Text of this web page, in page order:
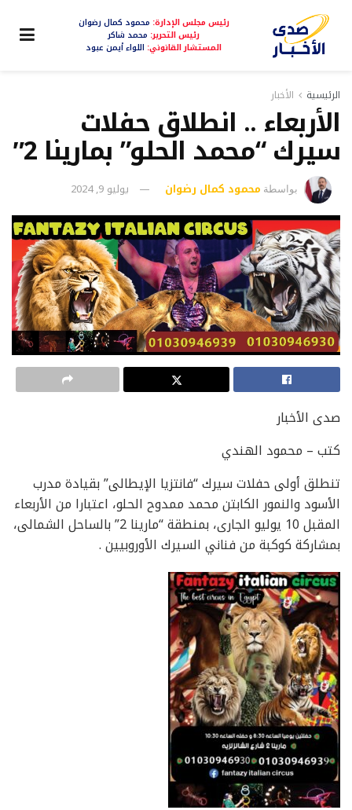
رئيس مجلس الإدارة: محمود كمال رضوان
رئيس التحرير: محمد شاكر
المستشار القانوني: اللواء أيمن عبود
الرئيسية الأخبار
الأربعاء .. انطلاق حفلات
سيرك “محمد الحلو” بمارينا 2″
بواسطة محمود كمال رضوان يوليو 9, 2024
صدى الأخبار
كتب – محمود الهندي
تنطلق أولى حفلات سيرك “فانتزيا الإيطالى” بقيادة مدرب
الأسود والنمور الكابتن محمد ممدوح الحلو، اعتبارا من الأربعاء
المقبل 10 يوليو الجارى، بمنطقة “مارينا 2” بالساحل الشمالى،
بمشاركة كوكبة من فناني السيرك الأوروبيين .